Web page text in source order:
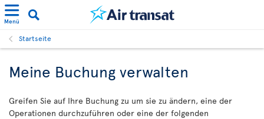
Menü
Startseite
Meine Buchung verwalten
Greifen Sie auf Ihre Buchung zu um sie zu ändern, eine der
Operationen durchzuführen oder eine der folgenden